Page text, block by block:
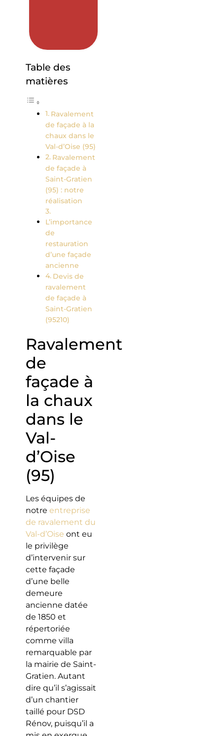
Table des
matières
Ravalement
de façade à la
chaux dans le
Val-d’Oise (95)
Ravalement
de façade à
Saint-Gratien
(95) : notre
réalisation
L’importance
de
restauration
d’une façade
ancienne
Devis de
ravalement
de façade à
Saint-Gratien
(95210)
Ravalement
de
façade à
la chaux
dans le
Val-
d’Oise
(95)
Les équipes de
notre entreprise
de ravalement du
Val-d’Oise ont eu
le privilège
d’intervenir sur
cette façade
d’une belle
demeure
ancienne datée
de 1850 et
répertoriée
comme villa
remarquable par
la mairie de Saint-
Gratien. Autant
dire qu’il s’agissait
d’un chantier
taillé pour DSD
Rénov, puisqu’il a